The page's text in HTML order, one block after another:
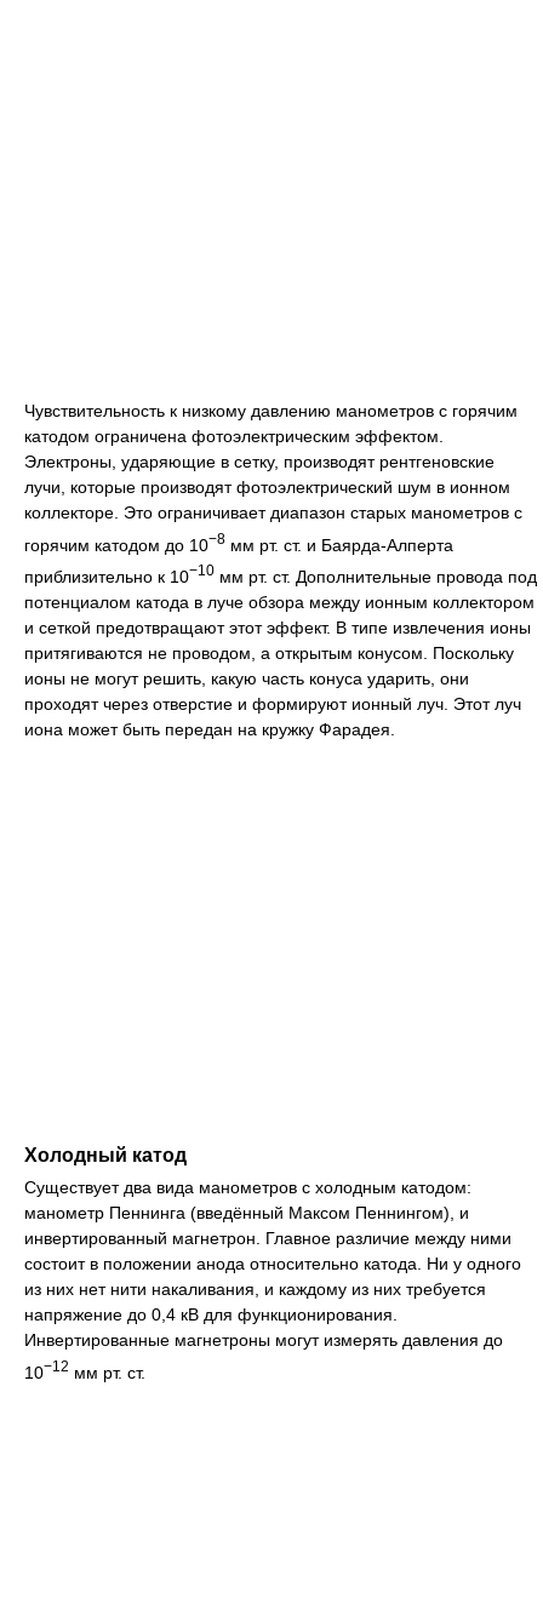
Чувствительность к низкому давлению манометров с горячим
катодом ограничена фотоэлектрическим эффектом.
Электроны, ударяющие в сетку, производят рентгеновские
лучи, которые производят фотоэлектрический шум в ионном
коллекторе. Это ограничивает диапазон старых манометров с
горячим катодом до 10−8 мм рт. ст. и Баярда-Алперта
приблизительно к 10−10 мм рт. ст. Дополнительные провода под
потенциалом катода в луче обзора между ионным коллектором
и сеткой предотвращают этот эффект. В типе извлечения ионы
притягиваются не проводом, а открытым конусом. Поскольку
ионы не могут решить, какую часть конуса ударить, они
проходят через отверстие и формируют ионный луч. Этот луч
иона может быть передан нa кружку Фарадея.
Холодный катод
Существует два вида манометров с холодным катодом:
манометр Пеннинга (введённый Максом Пеннингом), и
инвертированный магнетрон. Главное различие между ними
состоит в положении анода относительно катода. Ни у одного
из них нет нити накаливания, и каждому из них требуется
напряжение до 0,4 кВ для функционирования.
Инвертированные магнетроны могут измерять давления до
10−12 мм рт. ст.